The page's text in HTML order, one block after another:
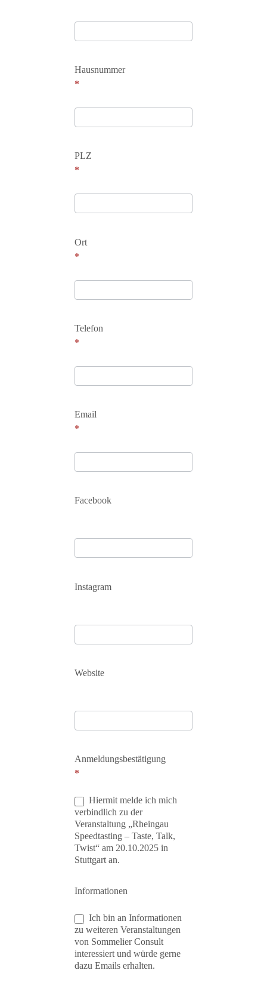
Hausnummer
*
PLZ
*
Ort
*
Telefon
*
Email
*
Facebook
Instagram
Website
Anmeldungsbestätigung
*
Hiermit melde ich mich
verbindlich zu der
Veranstaltung „Rheingau
Speedtasting – Taste, Talk,
Twist“ am 20.10.2025 in
Stuttgart an.
Informationen
Ich bin an Informationen
zu weiteren Veranstaltungen
von Sommelier Consult
interessiert und würde gerne
dazu Emails erhalten.